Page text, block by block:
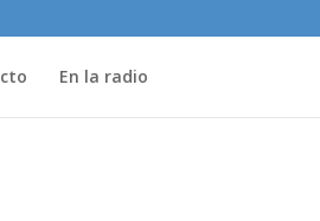
En la radio